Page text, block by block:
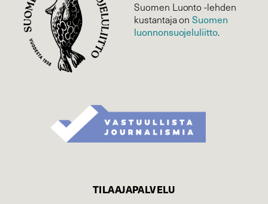
Suomen Luonto -lehden
kustantaja onSuomen
luonnonsuojelu­liitto.
TILAAJAPALVELU